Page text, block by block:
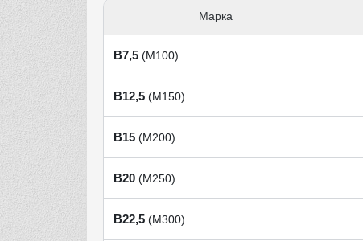
Марка
В7,5 (М100)
В12,5 (М150)
В15 (М200)
В20 (М250)
В22,5 (М300)